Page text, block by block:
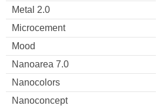
Metal 2.0
Microcement
Mood
Nanoarea 7.0
Nanocolors
Nanoconcept